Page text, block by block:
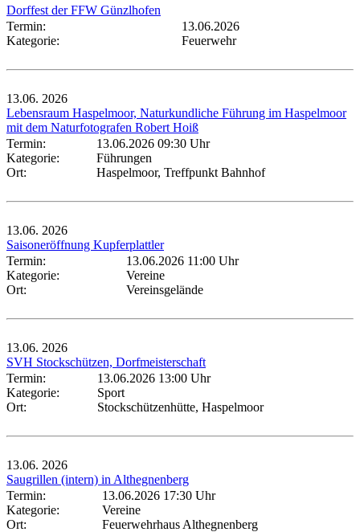
Dorffest der FFW Günzlhofen
Termin:
13.06.2026
Kategorie:
Feuerwehr
13.06. 2026
Lebensraum Haspelmoor, Naturkundliche Führung im Haspelmoor
mit dem Naturfotografen Robert Hoiß
Termin:
13.06.2026 09:30 Uhr
Kategorie:
Führungen
Ort:
Haspelmoor, Treffpunkt Bahnhof
13.06. 2026
Saisoneröffnung Kupferplattler
Termin:
13.06.2026 11:00 Uhr
Kategorie:
Vereine
Ort:
Vereinsgelände
13.06. 2026
SVH Stockschützen, Dorfmeisterschaft
Termin:
13.06.2026 13:00 Uhr
Kategorie:
Sport
Ort:
Stockschützenhütte, Haspelmoor
13.06. 2026
Saugrillen (intern) in Althegnenberg
Termin:
13.06.2026 17:30 Uhr
Kategorie:
Vereine
Ort:
Feuerwehrhaus Althegnenberg